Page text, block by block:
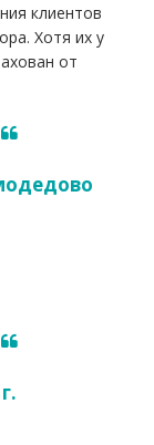
клиентов
Хотя их у
от